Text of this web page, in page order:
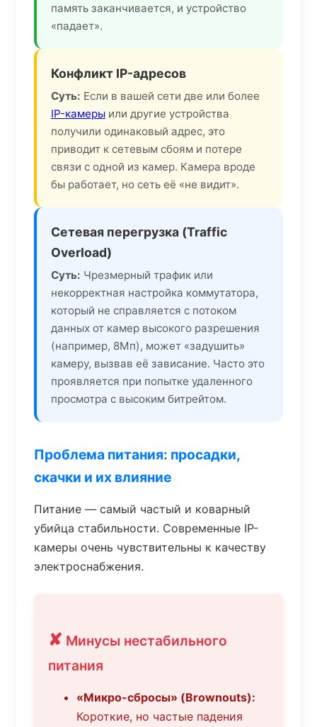
память заканчивается, и устройство
«падает».
Конфликт IP-адресов
Суть: Если в вашей сети две или более
IP-камеры или другие устройства
получили одинаковый адрес, это
приводит к сетевым сбоям и потере
связи с одной из камер. Камера вроде
бы работает, но сеть её «не видит».
Сетевая перегрузка (Traffic
Overload)
Суть: Чрезмерный трафик или
некорректная настройка коммутатора,
который не справляется с потоком
данных от камер высокого разрешения
(например, 8Мп), может «задушить»
камеру, вызвав её зависание. Часто это
проявляется при попытке удаленного
просмотра с высоким битрейтом.
Проблема питания: просадки,
скачки и их влияние
Питание — самый частый и коварный
убийца стабильности. Современные IP-
камеры очень чувствительны к качеству
электроснабжения.
✘ Минусы нестабильного
питания
«Микро-сбросы» (Brownouts):
Короткие, но частые падения